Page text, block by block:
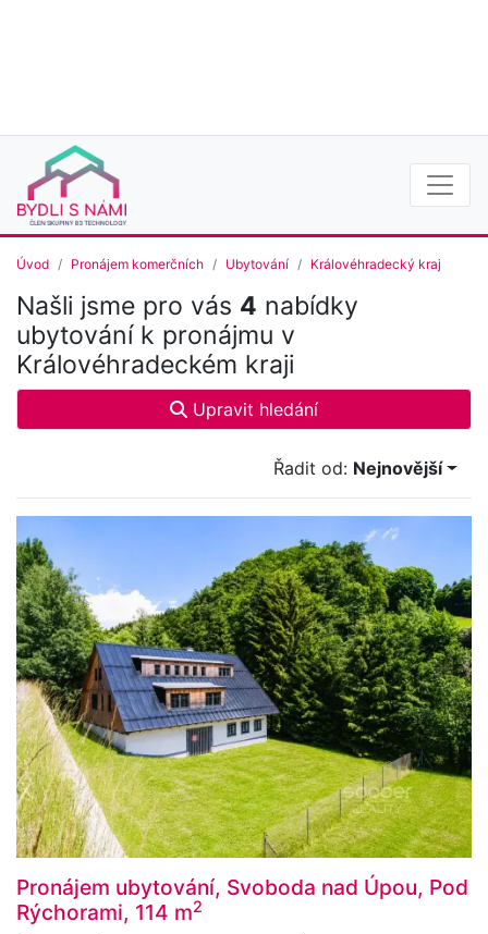
Úvod Pronájem komerčních Ubytování Královéhradecký kraj
Našli jsme pro vás 4 nabídky
ubytování k pronájmu v
Královéhradeckém kraji
Upravit hledání
Řadit od: Nejnovější
Pronájem ubytování, Svoboda nad Úpou, Pod
Rýchorami, 114 m2